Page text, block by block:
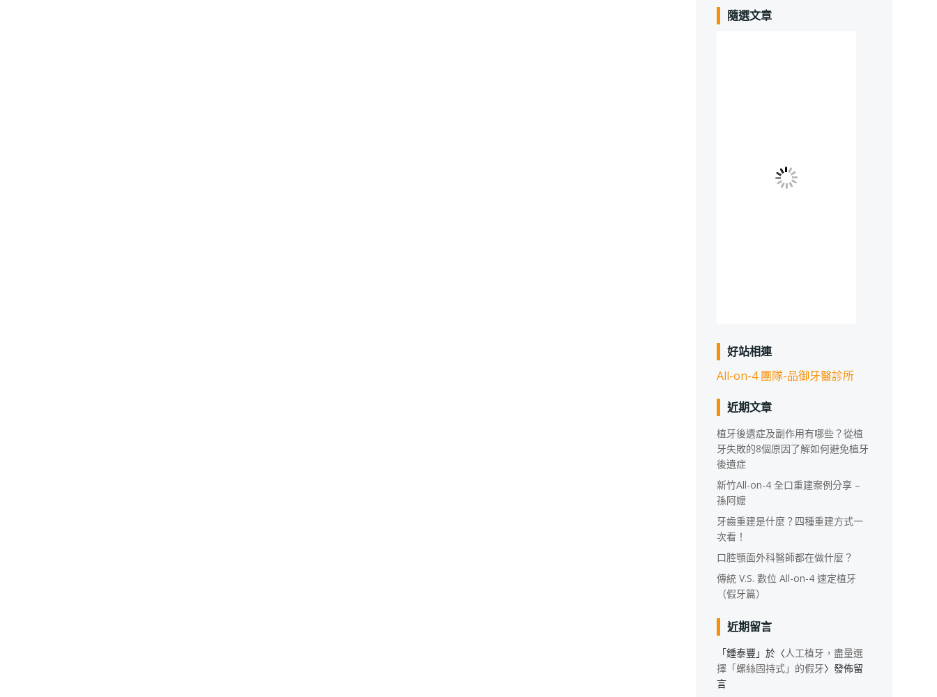
隨選文章
好站相連
All-on-4 團隊-品御牙醫診所
近期文章
植牙後遺症及副作用有哪些？從植
牙失敗的8個原因了解如何避免植牙
後遺症
新竹All-on-4 全口重建案例分享 –
孫阿嬤
牙齒重建是什麼？四種重建方式一
次看！
口腔顎面外科醫師都在做什麼？
傳統 V.S. 數位 All-on-4 速定植牙
（假牙篇）
近期留言
「鍾泰豐 」於〈人工植牙，盡量選
擇「螺絲固持式」的假牙〉發佈留
言